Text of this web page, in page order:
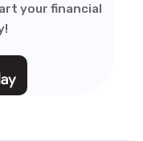
your financial